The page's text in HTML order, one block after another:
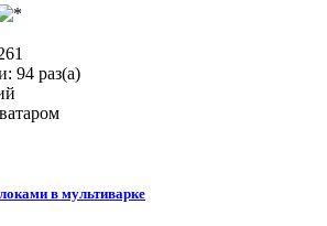
94 раз(а)
в мультиварке